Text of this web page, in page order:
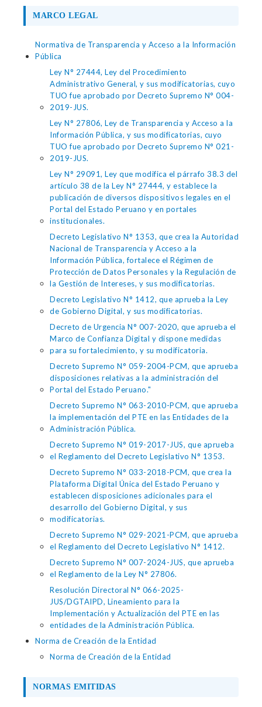
MARCO LEGAL
Normativa de Transparencia y Acceso a la Información
Pública
Ley N° 27444, Ley del Procedimiento
Administrativo General, y sus modificatorias, cuyo
TUO fue aprobado por Decreto Supremo N° 004-
2019-JUS.
Ley N° 27806, Ley de Transparencia y Acceso a la
Información Pública, y sus modificatorias, cuyo
TUO fue aprobado por Decreto Supremo N° 021-
2019-JUS.
Ley N° 29091, Ley que modifica el párrafo 38.3 del
artículo 38 de la Ley N° 27444, y establece la
publicación de diversos dispositivos legales en el
Portal del Estado Peruano y en portales
institucionales.
Decreto Legislativo N° 1353, que crea la Autoridad
Nacional de Transparencia y Acceso a la
Información Pública, fortalece el Régimen de
Protección de Datos Personales y la Regulación de
la Gestión de Intereses, y sus modificatorias.
Decreto Legislativo N° 1412, que aprueba la Ley
de Gobierno Digital, y sus modificatorias.
Decreto de Urgencia N° 007-2020, que aprueba el
Marco de Confianza Digital y dispone medidas
para su fortalecimiento, y su modificatoria.
Decreto Supremo N° 059-2004-PCM, que aprueba
disposiciones relativas a la administración del
Portal del Estado Peruano."
Decreto Supremo N° 063-2010-PCM, que aprueba
la implementación del PTE en las Entidades de la
Administración Pública.
Decreto Supremo N° 019-2017-JUS, que aprueba
el Reglamento del Decreto Legislativo N° 1353.
Decreto Supremo N° 033-2018-PCM, que crea la
Plataforma Digital Única del Estado Peruano y
establecen disposiciones adicionales para el
desarrollo del Gobierno Digital, y sus
modificatorias.
Decreto Supremo N° 029-2021-PCM, que aprueba
el Reglamento del Decreto Legislativo N° 1412.
Decreto Supremo N° 007-2024-JUS, que aprueba
el Reglamento de la Ley N° 27806.
Resolución Directoral N° 066-2025-
JUS/DGTAIPD, Lineamiento para la
Implementación y Actualización del PTE en las
entidades de la Administración Pública.
Norma de Creación de la Entidad
Norma de Creación de la Entidad
NORMAS EMITIDAS